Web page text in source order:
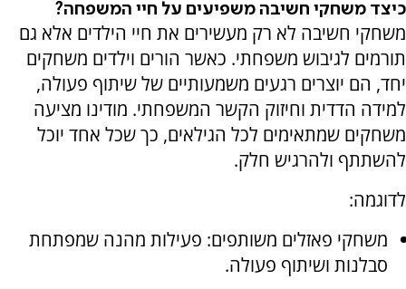
כיצד משחקי חשיבה משפיעים על חיי המשפחה?
משחקי חשיבה לא רק מעשירים את חיי הילדים אלא גם
תורמים לגיבוש משפחתי. כאשר הורים וילדים משחקים
יחד, הם יוצרים רגעים משמעותיים של שיתוף פעולה,
למידה הדדית וחיזוק הקשר המשפחתי. מודינו מציעה
משחקים שמתאימים לכל הגילאים, כך שכל אחד יוכל
להשתתף ולהרגיש חלק.
לדוגמה:
משחקי פאזלים משותפים: פעילות מהנה שמפתחת
סבלנות ושיתוף פעולה.